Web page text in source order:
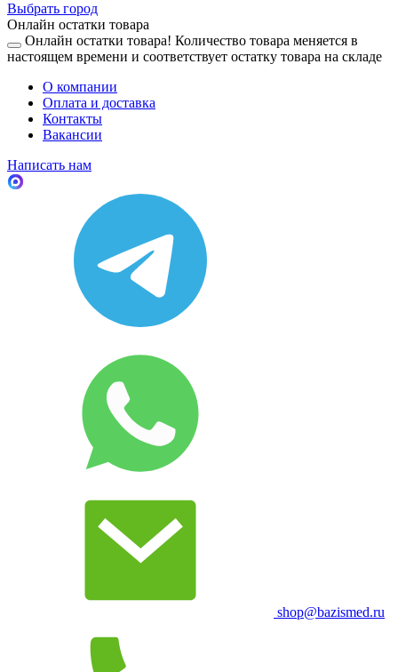
Выбрать город
Онлайн остатки товара
Онлайн остатки товара! Количество товара меняется в
настоящем времени и соответствует остатку товара на складе
О компании
Оплата и доставка
Контакты
Вакансии
Написать нам
shop@bazismed.ru